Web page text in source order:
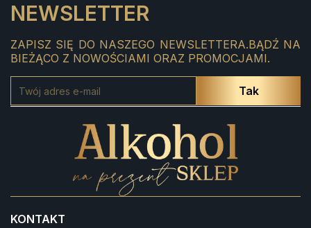
NEWSLETTER
ZAPISZ SIĘ DO NASZEGO NEWSLETTERA.BĄDŹ NA
BIEŻĄCO Z NOWOŚCIAMI ORAZ PROMOCJAMI.
KONTAKT